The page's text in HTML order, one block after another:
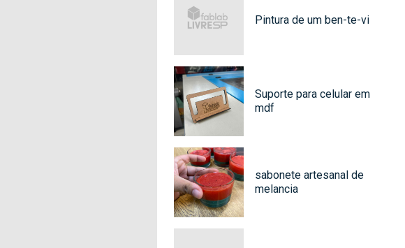
Pintura de um ben-te-vi
Suporte para celular em
mdf
sabonete artesanal de
melancia